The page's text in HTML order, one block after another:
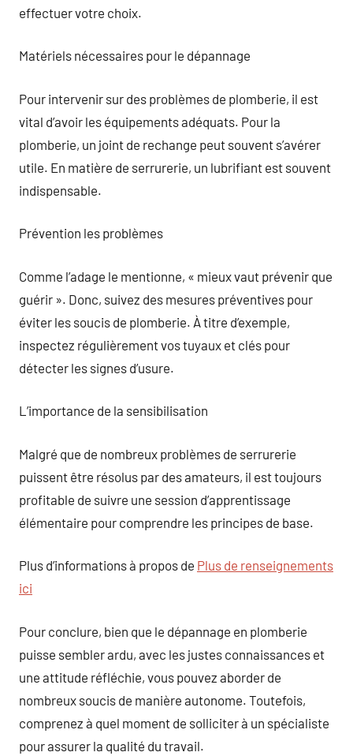
effectuer votre choix.
Matériels nécessaires pour le dépannage
Pour intervenir sur des problèmes de plomberie, il est
vital d’avoir les équipements adéquats. Pour la
plomberie, un joint de rechange peut souvent s’avérer
utile. En matière de serrurerie, un lubrifiant est souvent
indispensable.
Prévention les problèmes
Comme l’adage le mentionne, « mieux vaut prévenir que
guérir ». Donc, suivez des mesures préventives pour
éviter les soucis de plomberie. À titre d’exemple,
inspectez régulièrement vos tuyaux et clés pour
détecter les signes d’usure.
L’importance de la sensibilisation
Malgré que de nombreux problèmes de serrurerie
puissent être résolus par des amateurs, il est toujours
profitable de suivre une session d’apprentissage
élémentaire pour comprendre les principes de base.
Plus d’informations à propos de Plus de renseignements
ici
Pour conclure, bien que le dépannage en plomberie
puisse sembler ardu, avec les justes connaissances et
une attitude réfléchie, vous pouvez aborder de
nombreux soucis de manière autonome. Toutefois,
comprenez à quel moment de solliciter à un spécialiste
pour assurer la qualité du travail.